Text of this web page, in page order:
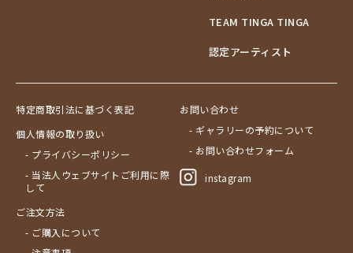
TEAM TINGA TINGA
認定アーティスト
特定商取引法に基づく表記
個人情報の取り扱い
- プライバシーポリシー
- 当法人ウェブサイトご利用に際
して
ご注文方法
- ご購入について
お問い合わせ
- ギャラリーの予約について
- お問い合わせフォーム
instagram